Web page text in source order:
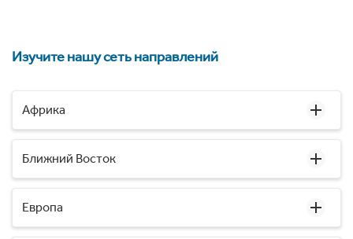
Изучите нашу сеть направлений
Африка
Ближний Восток
Европа